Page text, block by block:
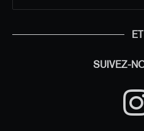
ET
SUIVEZ-